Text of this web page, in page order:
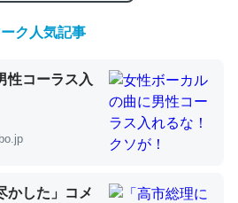
っと前の伏線」は回収されないけ
多い分量。進化すればするほど分
ての考察（１） - conceptualization
ク人気記事
性コーラス入
かした」コメ